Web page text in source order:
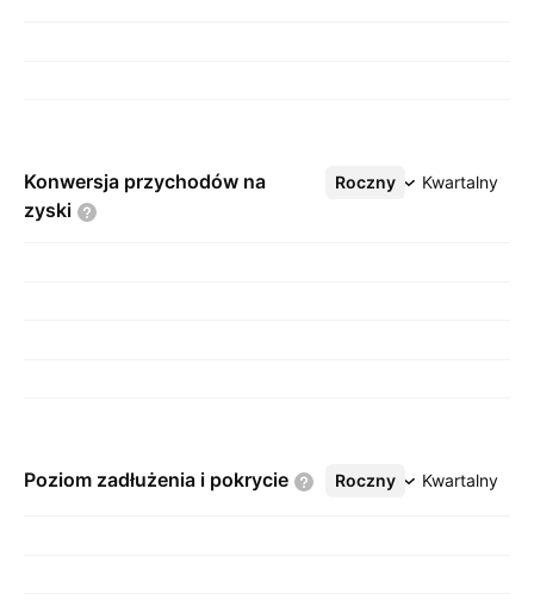
Konwersja przychodów na
zyski
Roczny Kwartalny
Więcej
Poziom zadłużenia i pokrycie Roczny Kwartalny
Więcej